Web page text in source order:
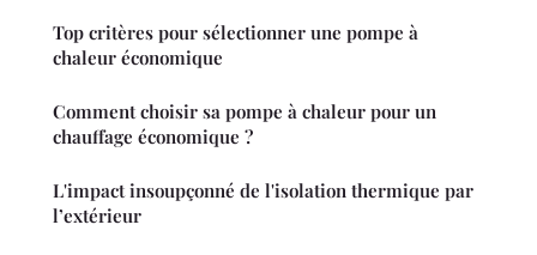
Top critères pour sélectionner une pompe à
chaleur économique
Comment choisir sa pompe à chaleur pour un
chauffage économique ?
L'impact insoupçonné de l'isolation thermique par
l’extérieur